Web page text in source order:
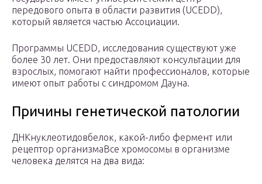
передового опыта в области развития (UCEDD),
который является частью Ассоциации.
Программы UCEDD, исследования существуют уже
более 30 лет. Они предоставляют консультации для
взрослых, помогают найти профессионалов, которые
имеют опыт работы с синдромом Дауна.
Причины генетической патологии
ДНКнуклеотидовбелок, какой-либо фермент или
рецептор организмаВсе хромосомы в организме
человека делятся на два вида: